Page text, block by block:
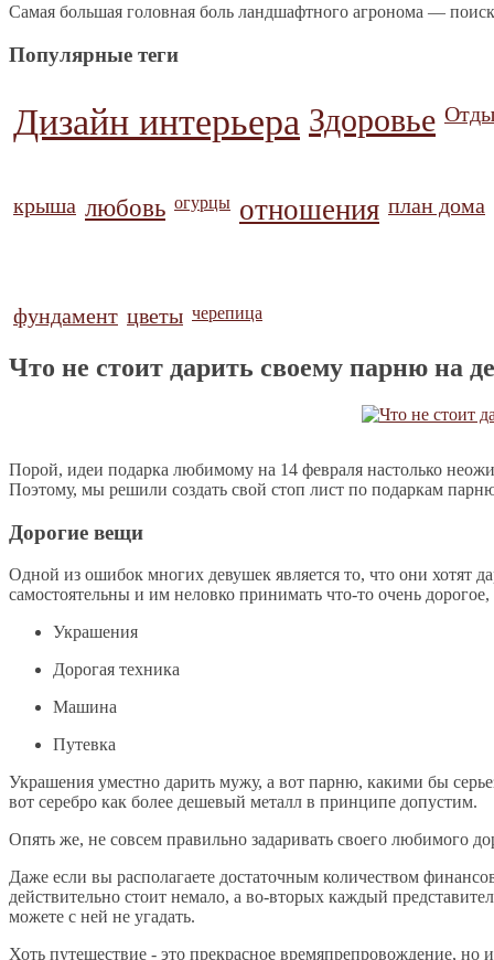
Самая большая головная боль ландшафтного агронома —
Популярные теги
Дизайн интерьера Здоровье
крыша любовь огурцы отношения план дома
фундамент цветы черепица
Что не стоит дарить своему парню на
Порой, идеи подарка любимому на 14 февраля настолько
Поэтому, мы решили создать свой стоп лист по подаркам
Дорогие вещи
Одной из ошибок многих девушек является то, что они хотят
самостоятельны и им неловко принимать что-то очень
Украшения
Дорогая техника
Машина
Путевка
Украшения уместно дарить мужу, а вот парню, какими бы
вот серебро как более дешевый металл в принципе допустим.
Опять же, не совсем правильно задаривать своего любимого
Даже если вы располагаете достаточным количеством
действительно стоит немало, а во-вторых каждый
можете с ней не угадать.
Хоть путешествие - это прекрасное времяпрепровождение, но